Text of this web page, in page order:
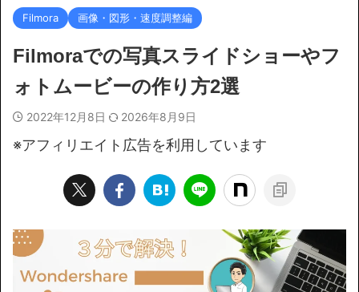
Filmora 画像・図形・速度調整編
Filmoraでの写真スライドショーやフ
ォトムービーの作り方2選
2022年12月8日 2026年8月9日
※アフィリエイト広告を利用しています